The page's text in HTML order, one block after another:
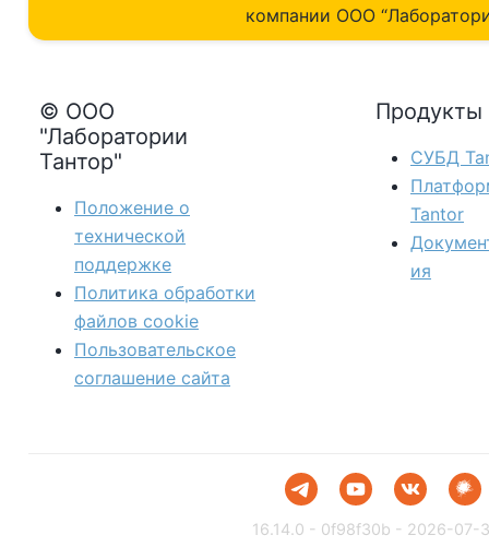
компании ОOO
© ООО
"Лаборатории
Тантор"
Положение о
технической
поддержке
Политика обработки
файлов сookie
Пользовательское
соглашение сайта
Продукты
СУБД
Tantor
ия
16.14.0 - 0f98f30b - 2026-07-